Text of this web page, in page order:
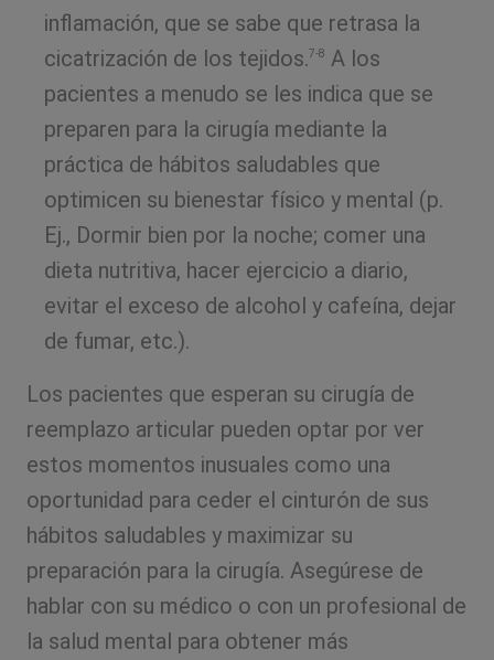
inflamación, que se sabe que retrasa la
cicatrización de los tejidos.7-8 A los
pacientes a menudo se les indica que se
preparen para la cirugía mediante la
práctica de hábitos saludables que
optimicen su bienestar físico y mental (p.
Ej., Dormir bien por la noche; comer una
dieta nutritiva, hacer ejercicio a diario,
evitar el exceso de alcohol y cafeína, dejar
de fumar, etc.).
Los pacientes que esperan su cirugía de
reemplazo articular pueden optar por ver
estos momentos inusuales como una
oportunidad para ceder el cinturón de sus
hábitos saludables y maximizar su
preparación para la cirugía. Asegúrese de
hablar con su médico o con un profesional de
la salud mental para obtener más